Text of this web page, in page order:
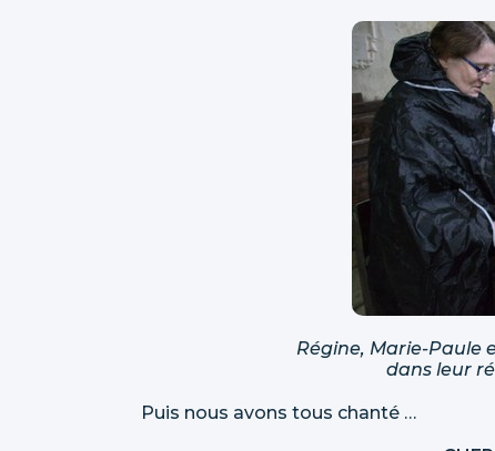
Régine, Marie-Paule
dans leur
Puis nous avons tous chanté …